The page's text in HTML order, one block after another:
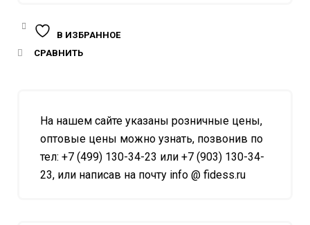
В ИЗБРАННОЕ
СРАВНИТЬ
На нашем сайте указаны розничные цены,
оптовые цены можно узнать, позвонив по
тел: +7 (499) 130-34-23 или +7 (903) 130-34-
23, или написав на почту info @ fidess.ru